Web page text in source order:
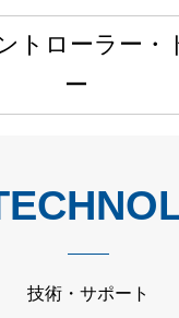
トローラー・
ー
技術・サポート